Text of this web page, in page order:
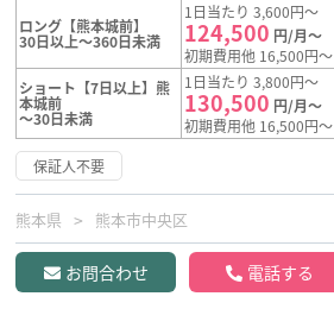
ロング【熊本城前】
30日以上～360日未満
1日当たり 3,600円～
124,500 円/月～
初期費用他 16,500円～
ショート【7日以上】熊
本城前
～30日未満
1日当たり 3,800円～
130,500 円/月～
初期費用他 16,500円～
保証人不要
熊本県 熊本市中央区
お問合わせ 電話する